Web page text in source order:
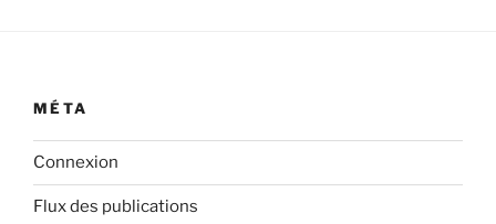
MÉTA
Connexion
Flux des publications